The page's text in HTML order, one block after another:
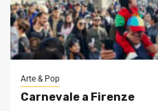
Arte & Pop
Carnevale a Firenze